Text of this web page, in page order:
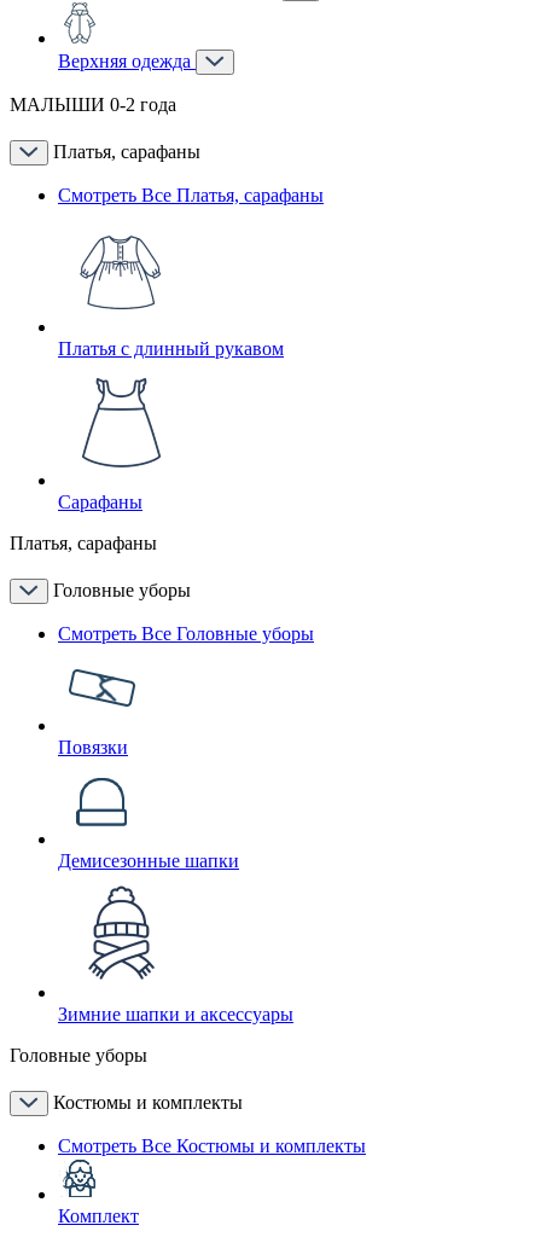
Верхняя одежда
МАЛЫШИ 0-2 года
Платья, сарафаны
Смотреть Все Платья, сарафаны
Платья с длинный рукавом
Сарафаны
Платья, сарафаны
Головные уборы
Смотреть Все Головные уборы
Повязки
Демисезонные шапки
Зимние шапки и аксессуары
Головные уборы
Костюмы и комплекты
Смотреть Все Костюмы и комплекты
Комплект